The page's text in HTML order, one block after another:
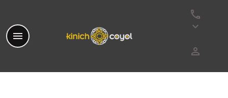
menu
phone
keyboard_arrow_down
perm_identity